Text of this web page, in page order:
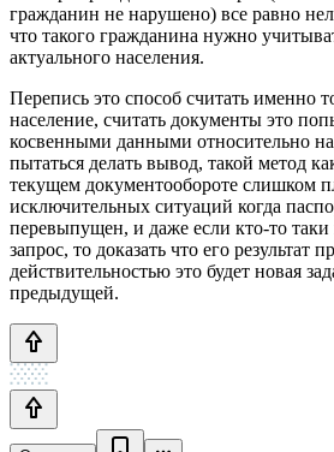
гражданин не нарушено) все равно
что такого гражданина нужно
актуального населения.
Перепись это способ считать именно
население, считать документы это
косвенными данными относительно
пытаться делать вывод, такой метод
текущем документообороте слишком
исключительных ситуаций когда
перевыпущен, и даже если кто-то
запрос, то доказать что его результат
действительностью это будет новая
предыдущей.